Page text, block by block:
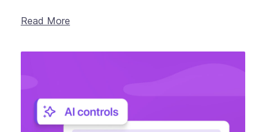
Read More